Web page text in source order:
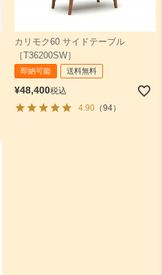
カリモク60 サイドテーブル
［T36200SW］
即納可能 送料無料
¥48,400税込
4.90（94）